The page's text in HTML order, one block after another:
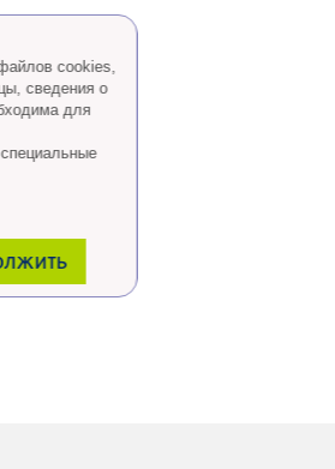
cookies,
сведения о
для